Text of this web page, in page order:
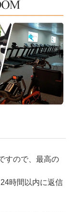
すので、最高の
時間以内に返信